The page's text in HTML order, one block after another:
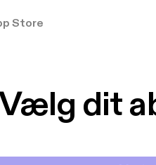
At der så også
Store
dit